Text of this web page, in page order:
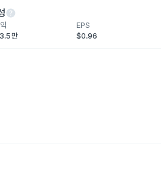
help
만
EPS
$0.96